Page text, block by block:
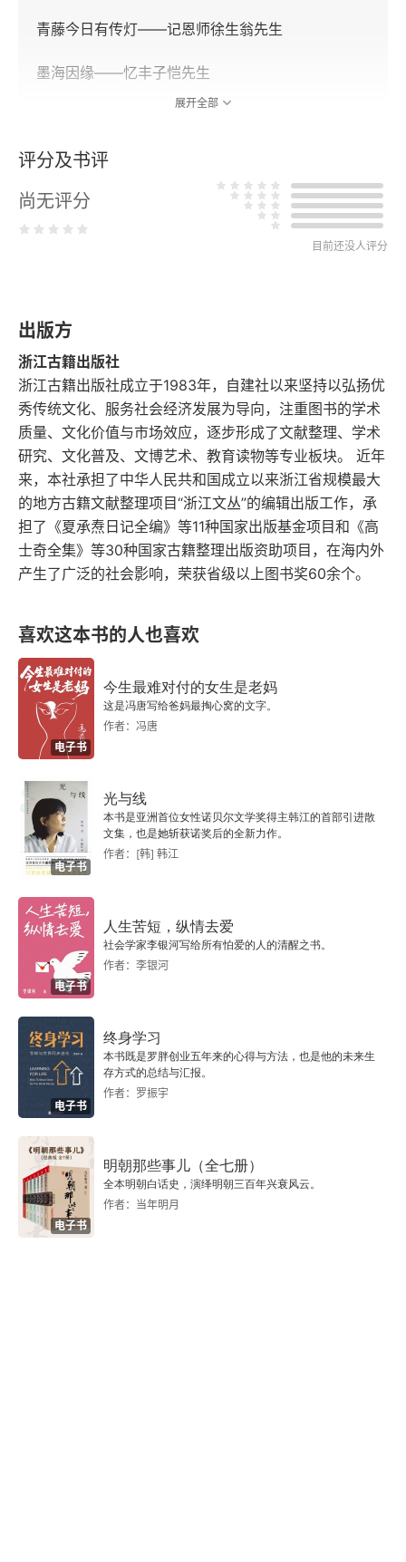
青藤今日有传灯——记恩师徐生翁先生
墨海因缘——忆丰子恺先生
与方介堪大师的殊胜因缘
镜湖书画社最后一位社员车公初
缅怀著名学者、教育家、篆刻学家徐无闻先生
与莽园画师的一段翰墨因缘
沙老会标，历久弥新
追昔抚今
岭南往事忆
我的日本书友——筱原先生
谒王羲之墓
书艺·友谊
遗范足式、遗愿当酬——悼念朱仲华先生
忆樊鹏
记刘耀林先生二三事
越州翰墨香南国——山阴书画展览在深圳
珠联璧合——记诸乐三、谭建丞两老为我治印
忆西宫行
抗战后期发行于广州湾的《公民日报》
记惠州、东莞书画之旅
追忆35年前访陈洪绶故里
访新日记
阿里山的树木在哭泣
展开全部
评分及书评
尚无评分
目前还没人评分
出版方
浙江古籍出版社
浙江古籍出版社成立于1983年，自建社以来坚持以弘扬优
秀传统文化、服务社会经济发展为导向，注重图书的学术
质量、文化价值与市场效应，逐步形成了文献整理、学术
研究、文化普及、文博艺术、教育读物等专业板块。 近年
来，本社承担了中华人民共和国成立以来浙江省规模最大
的地方古籍文献整理项目“浙江文丛”的编辑出版工作，承
担了《夏承焘日记全编》等11种国家出版基金项目和《高
士奇全集》等30种国家古籍整理出版资助项目，在海内外
产生了广泛的社会影响，荣获省级以上图书奖60余个。
喜欢这本书的人也喜欢
电子书
今生最难对付的女生是老妈
这是冯唐写给爸妈最掏心窝的文字。
作者：冯唐
电子书
光与线
本书是亚洲首位女性诺贝尔文学奖得主韩江的首部引进散
文集，也是她斩获诺奖后的全新力作。
作者：[韩] 韩江
电子书
人生苦短，纵情去爱
社会学家李银河写给所有怕爱的人的清醒之书。
作者：李银河
电子书
终身学习
本书既是罗胖创业五年来的心得与方法，也是他的未来生
存方式的总结与汇报。
作者：罗振宇
电子书
明朝那些事儿（全七册）
全本明朝白话史，演绎明朝三百年兴衰风云。
作者：当年明月